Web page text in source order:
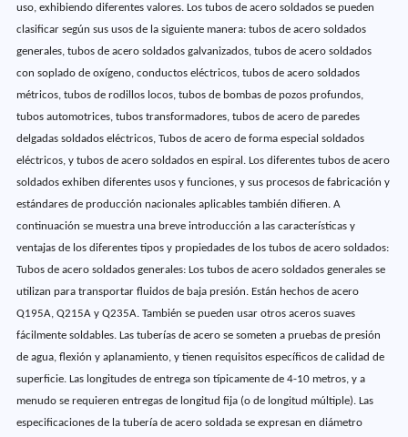
uso, exhibiendo diferentes valores. Los tubos de acero soldados se pueden
clasificar según sus usos de la siguiente manera: tubos de acero soldados
generales, tubos de acero soldados galvanizados, tubos de acero soldados
con soplado de oxígeno, conductos eléctricos, tubos de acero soldados
métricos, tubos de rodillos locos, tubos de bombas de pozos profundos,
tubos automotrices, tubos transformadores, tubos de acero de paredes
delgadas soldados eléctricos, Tubos de acero de forma especial soldados
eléctricos, y tubos de acero soldados en espiral. Los diferentes tubos de acero
soldados exhiben diferentes usos y funciones, y sus procesos de fabricación y
estándares de producción nacionales aplicables también difieren. A
continuación se muestra una breve introducción a las características y
ventajas de los diferentes tipos y propiedades de los tubos de acero soldados:
Tubos de acero soldados generales: Los tubos de acero soldados generales se
utilizan para transportar fluidos de baja presión. Están hechos de acero
Q195A, Q215A y Q235A. También se pueden usar otros aceros suaves
fácilmente soldables. Las tuberías de acero se someten a pruebas de presión
de agua, flexión y aplanamiento, y tienen requisitos específicos de calidad de
superficie. Las longitudes de entrega son típicamente de 4-10 metros, y a
menudo se requieren entregas de longitud fija (o de longitud múltiple). Las
especificaciones de la tubería de acero soldada se expresan en diámetro